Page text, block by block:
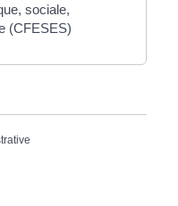
sociale,
(CFESES)